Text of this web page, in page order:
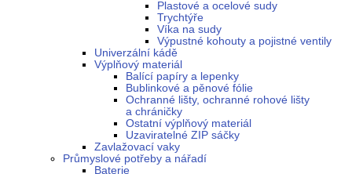
Plastové a ocelové sudy
Trychtýře
Víka na sudy
Výpustné kohouty a pojistné ventily
Univerzální kádě
Výplňový materiál
Balící papíry a lepenky
Bublinkové a pěnové fólie
Ochranné lišty, ochranné rohové lišty
a chráničky
Ostatní výplňový materiál
Uzaviratelné ZIP sáčky
Zavlažovací vaky
Průmyslové potřeby a nářadí
Baterie